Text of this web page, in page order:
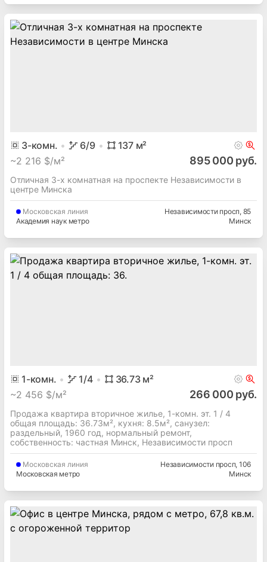
3-комн. 6/9 137м²
~2 216 $/м² 895 000 руб.
Отличная 3-х комнатная на проспекте Независимости в
центре Минска
Московская линия
Академия наук метро
Независимости просп, 85
Минск
1-комн. 1/4 36.73м²
~2 456 $/м² 266 000 руб.
Продажа квартира вторичное жилье, 1-комн. эт. 1 / 4
общая площадь: 36.73м², кухня: 8.5м², cанузел:
раздельный, 1960 год, нормальный ремонт,
собственность: частная Минск, Независимости просп
Московская линия
Московская метро
Независимости просп, 106
Минск